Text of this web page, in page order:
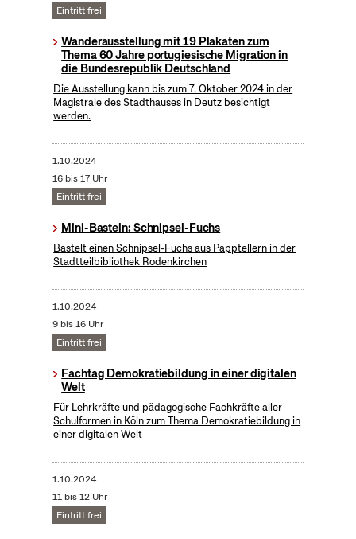
Eintritt frei
Wanderausstellung mit 19 Plakaten zum
Thema 60 Jahre portugiesische Migration in
die Bundesrepublik Deutschland
Die Ausstellung kann bis zum 7. Oktober 2024 in der
Magistrale des Stadthauses in Deutz besichtigt
werden.
1.10.2024
16 bis 17 Uhr
Eintritt frei
Mini-Basteln: Schnipsel-Fuchs
Bastelt einen Schnipsel-Fuchs aus Papptellern in der
Stadtteilbibliothek Rodenkirchen
1.10.2024
9 bis 16 Uhr
Eintritt frei
Fachtag Demokratiebildung in einer digitalen
Welt
Für Lehrkräfte und pädagogische Fachkräfte aller
Schulformen in Köln zum Thema Demokratiebildung in
einer digitalen Welt
1.10.2024
11 bis 12 Uhr
Eintritt frei